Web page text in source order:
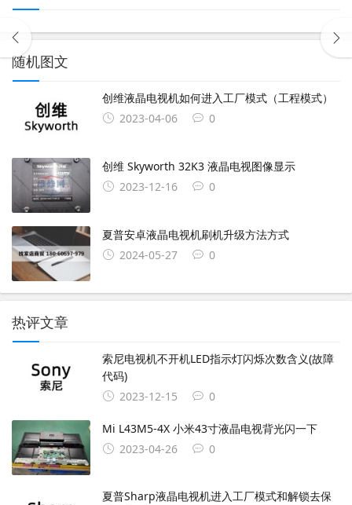
随机图文
创维液晶电视机如何进入工厂模式（工程模式）
2023-04-06
0
创维 Skyworth 32K3 液晶电视图像显示
2023-12-16
0
夏普安卓液晶电视机刷机升级方法方式
2024-05-27
0
热评文章
索尼电视机不开机LED指示灯闪烁次数含义(故障
代码)
2023-12-15
0
Mi L43M5-4X 小米43寸液晶电视背光闪一下
2023-04-26
0
夏普Sharp液晶电视机进入工厂模式和解锁去保